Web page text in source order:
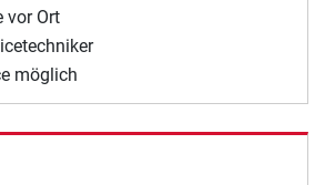
vor Ort
möglich